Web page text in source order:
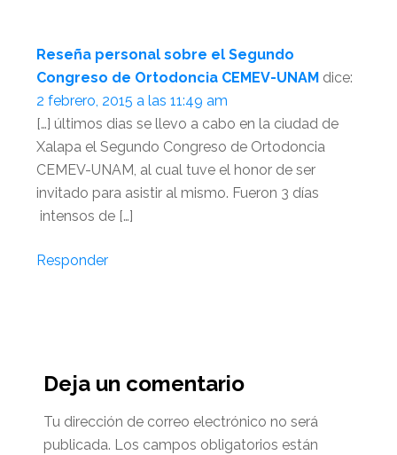
lector
Reseña personal sobre el Segundo
Congreso de Ortodoncia CEMEV-UNAM dice:
2 febrero, 2015 a las 11:49 am
[…] últimos dias se llevo a cabo en la ciudad de
Xalapa el Segundo Congreso de Ortodoncia
CEMEV-UNAM, al cual tuve el honor de ser
invitado para asistir al mismo. Fueron 3 días
intensos de […]
Responder
Deja un comentario
Tu dirección de correo electrónico no será
publicada. Los campos obligatorios están